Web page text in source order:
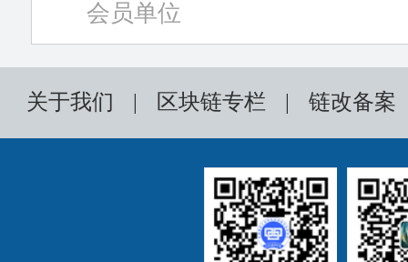
会员单位
关于我们 | 区块链专栏 | 链改备案